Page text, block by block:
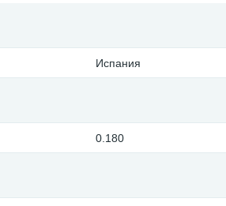
Испания
0.180